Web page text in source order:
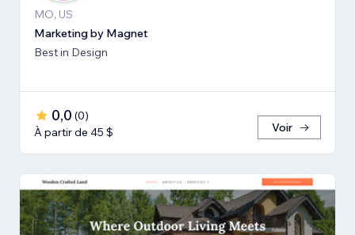
MO, US
Marketing by Magnet
Best in Design
0,0 (0)
À partir de 45 $
Voir